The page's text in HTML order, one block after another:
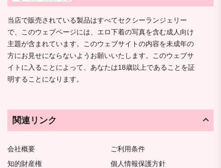
当店で販売されている製品はすべてセクシーランジェリー
で、このウェブページには、エロ下着の写真を含む成人向け
主題が含まれています。このウェブサイトの内容を未成年の
方にお見せにならないようお願いいたします。このウェブサ
イトに入ることによって、あなたは18歳以上であることを証
明することになります。
関連リンク
会社概要
ご利用条件
知的財産権
個人情報保護方針